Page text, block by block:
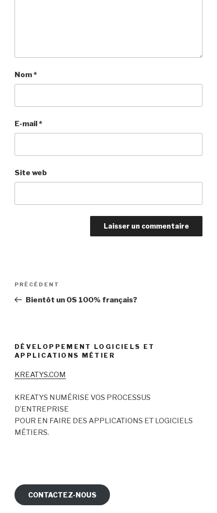
Nom*
E-mail*
Site web
Navigation
l’article
Article
précédent
PRÉCÉDENT
Bientôt un OS 100% français?
DÉVELOPPEMENT LOGICIELS ET
APPLICATIONS MÉTIER
KREATYS.COM
KREATYS NUMÉRISE VOS PROCESSUS
D’ENTREPRISE
POUR EN FAIRE DES APPLICATIONS ET LOGICIELS
MÉTIERS.
CONTACTEZ-NOUS